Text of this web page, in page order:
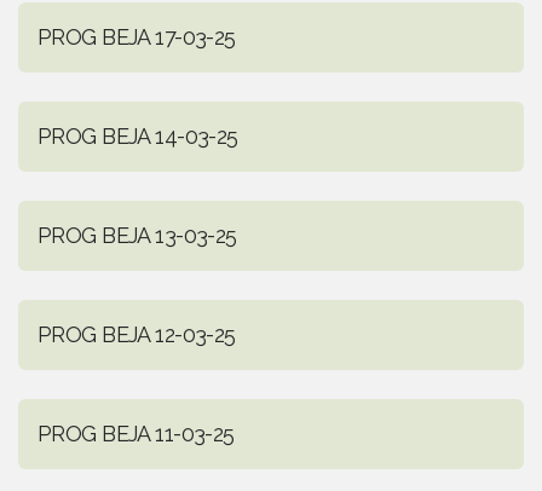
PROG BEJA 17-03-25
PROG BEJA 14-03-25
PROG BEJA 13-03-25
PROG BEJA 12-03-25
PROG BEJA 11-03-25